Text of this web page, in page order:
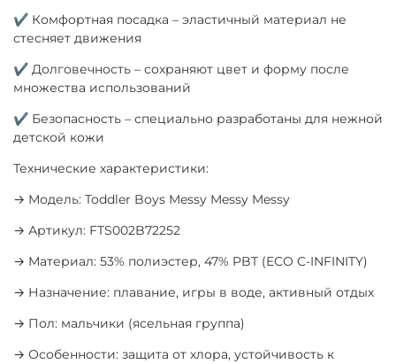
✔ Комфортная посадка – эластичный материал не
стесняет движения
✔ Долговечность – сохраняют цвет и форму после
множества использований
✔ Безопасность – специально разработаны для нежной
детской кожи
Технические характеристики:
→ Модель: Toddler Boys Messy Messy Messy
→ Артикул: FTS002B72252
→ Материал: 53% полиэстер, 47% PBT (ECO C-INFINITY)
→ Назначение: плавание, игры в воде, активный отдых
→ Пол: мальчики (ясельная группа)
→ Особенности: защита от хлора, устойчивость к